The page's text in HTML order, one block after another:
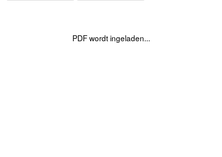
PDF wordt ingeladen...